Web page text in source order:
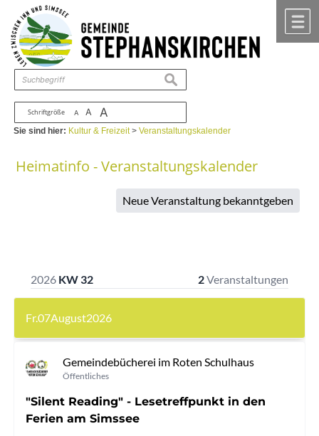
Zum Inhalt ,zur Navigation
Schriftgröße A A A
suchen
Sie sind hier: Kultur & Freizeit>Veranstaltungskalender
Heimatinfo - Veranstaltungskalender